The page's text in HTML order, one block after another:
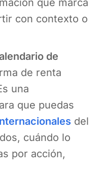
que marca
con contexto o
de
de renta
una
que puedas
del
cuándo lo
por acción,